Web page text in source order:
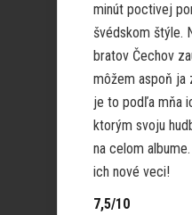
minút poctivej
švédskom štýle.
bratov Čechov
môžem aspoň ja
je to podľa mňa
ktorým svoju
na celom
ich nové veci!
7,5/10